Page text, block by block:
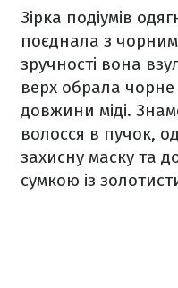
Зірка подіумів
поєднала з
зручності вона
верх обрала
довжини міді.
волосся в пучок,
захисну маску та
сумкою із